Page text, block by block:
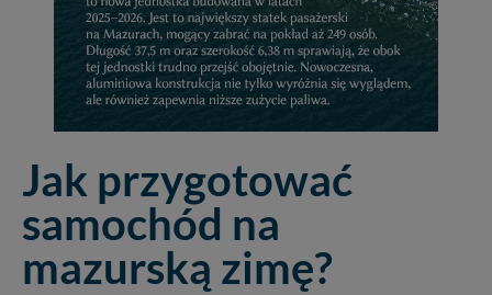
Jak przygotować
samochód na
mazurską zimę?